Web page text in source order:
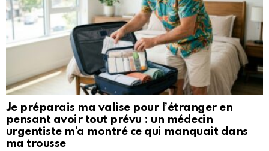
Je préparais ma valise pour l’étranger en
pensant avoir tout prévu : un médecin
urgentiste m’a montré ce qui manquait dans
ma trousse